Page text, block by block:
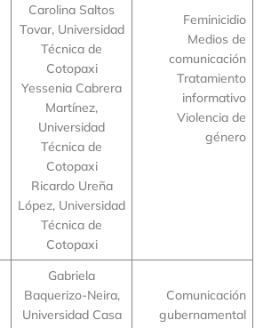
Carolina Saltos
Tovar, Universidad
Técnica de
Cotopaxi
Yessenia Cabrera
Martínez,
Universidad
Técnica de
Cotopaxi
Ricardo Ureña
López, Universidad
Técnica de
Cotopaxi
Feminicidio
Medios de
comunicación
Tratamiento
informativo
Violencia de
género
Gabriela
Baquerizo-Neira,
Universidad Casa
Comunicación
gubernamental